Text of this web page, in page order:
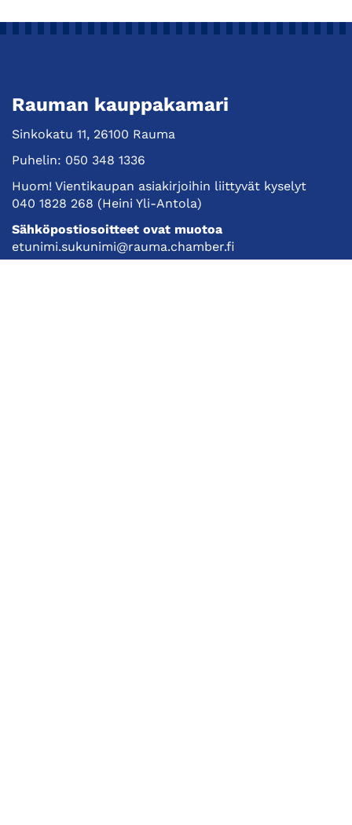
Rauman kauppakamari
Sinkokatu 11, 26100 Rauma
Puhelin: 050 348 1336
Huom! Vientikaupan asiakirjoihin liittyvät kyselyt
040 1828 268 (Heini Yli-Antola)
Sähköpostiosoitteet ovat muotoa
etunimi.sukunimi@rauma.chamber.fi